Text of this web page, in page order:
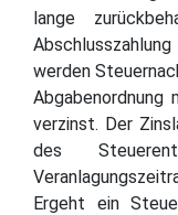
lange
werden
verzinst. Der
des
Ergeht ein